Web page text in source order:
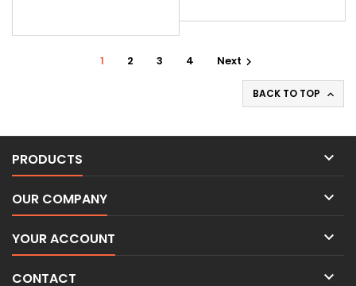
1 2 3 4 Next 
BACK TO TOP 
PRODUCTS 
OUR COMPANY 
YOUR ACCOUNT 
CONTACT 